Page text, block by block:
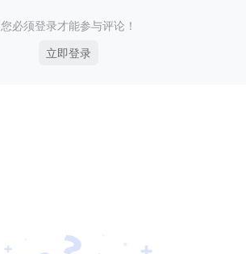
您必须登录才能参与评论！
立即登录